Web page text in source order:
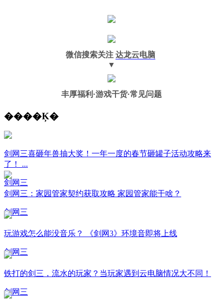
微信搜索关注 达龙云电脑
▼
丰厚福利 ·游戏干货·常见问题
����Ķ�
剑网三喜砸年兽抽大奖！一年一度的春节砸罐子活动攻略来
了！ ...
剑网三
剑网三：家园管家契约获取攻略 家园管家能干啥？
剑网三
玩游戏怎么能没音乐？ 《剑网3》环境音即将上线
剑网三
铁打的剑三，流水的玩家？当玩家遇到云电脑情况大不同！
剑网三